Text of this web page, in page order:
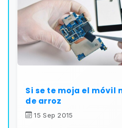
Si se te moja el móvil
de arroz
15 Sep 2015